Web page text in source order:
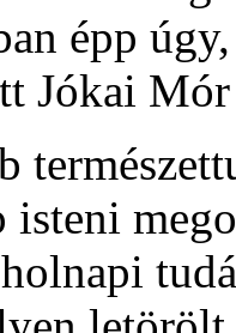
épp
Jókai
isteni